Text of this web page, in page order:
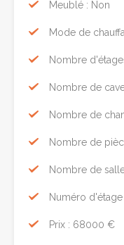
Meublé : Non
Mode de
Nombre
Nombre de
Nombre de
Nombre de
Nombre de
Numéro d'étage
Prix : 68000 €